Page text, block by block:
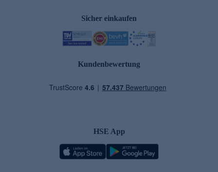
Sicher einkaufen
Kundenbewertung
HSE App